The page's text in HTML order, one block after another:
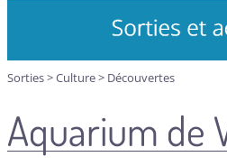
Sorties>Culture> Découvertes
Aquarium de